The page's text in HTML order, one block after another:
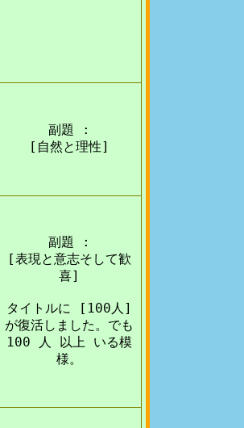
副題 :
[自然と理性]
副題 :
[表現と意志そして歓
喜]
タイトルに [100人]
が復活しました。でも
100 人 以上 いる模
様。